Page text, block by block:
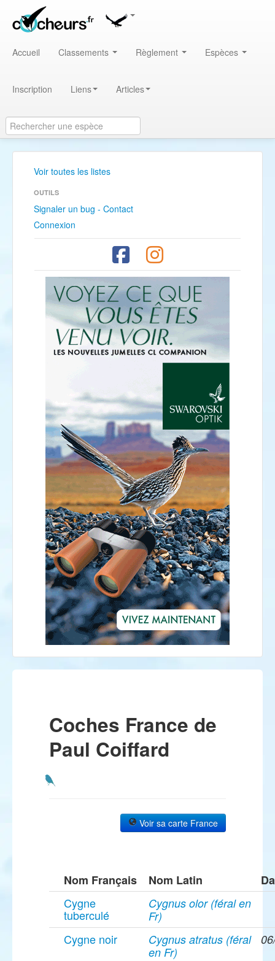
Accueil Classements Règlement Espèces
Inscription Liens Articles
Voir toutes les listes
OUTILS
Signaler un bug - Contact
Connexion
Coches France de
Paul Coiffard
Voir sa carte France
Nom Français Nom Latin
Cygne
tuberculé
Cygnus olor (féral en
Fr)
Cygne noir
Cygnus atratus (féral
en Fr)